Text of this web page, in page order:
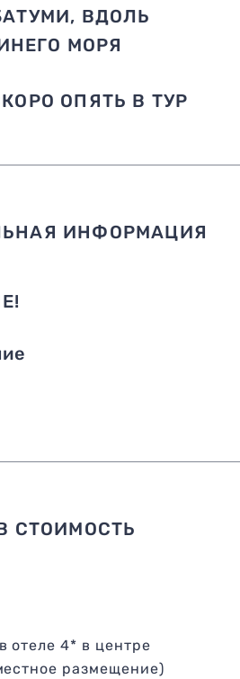
ВДОЛЬ
МОРЯ
ОПЯТЬ В ТУР
ИНФОРМАЦИЯ
СТОИМОСТЬ
отеле 4* в центре
размещение)